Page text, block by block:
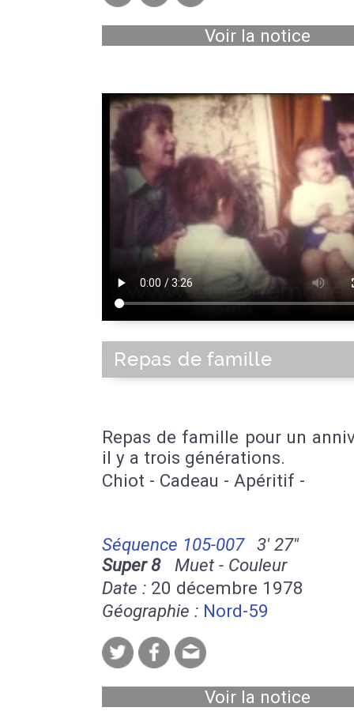
Voir la notice
Repas de famille
Repas de famille pour un
il y a trois générations.
Chiot - Cadeau - Apéritif -
Séquence 105-007
3' 27''
Super 8Muet - Couleur
Date : 20 décembre 1978
Géographie : Nord-59
Voir la notice